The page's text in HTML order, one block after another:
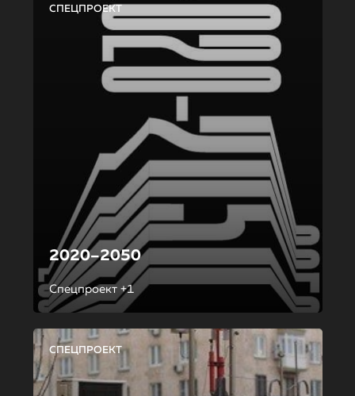
СПЕЦПРОЕКТ
2020–2050
Спецпроект +1
СПЕЦПРОЕКТ